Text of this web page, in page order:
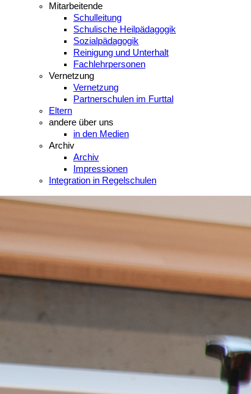
Mitarbeitende
Schulleitung
Schulische Heilpädagogik
Sozialpädagogik
Reinigung und Unterhalt
Fachlehrpersonen
Vernetzung
Vernetzung
Partnerschulen im Furttal
Eltern
andere über uns
in den Medien
Archiv
Archiv
Impressionen
Integration in Regelschulen